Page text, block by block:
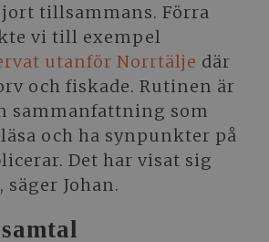
tillsammans. Förra
vi till exempel
utanför Norrtälje där
och fiskade. Rutinen är
sammanfattning som
och ha synpunkter på
Det har visat sig
Johan.